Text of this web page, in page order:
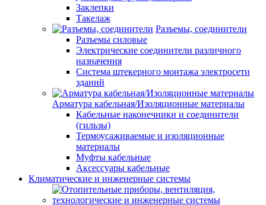
Заклепки
Такелаж
Разъемы, соединители
Разъемы силовые
Электрические соединители различного
назначения
Система штекерного монтажа электросети
зданий
Арматура кабельная/Изоляционные материалы
Кабельные наконечники и соединители
(гильзы)
Термоусаживаемые и изоляционные
материалы
Муфты кабельные
Аксессуары кабельные
Климатические и инженерные системы